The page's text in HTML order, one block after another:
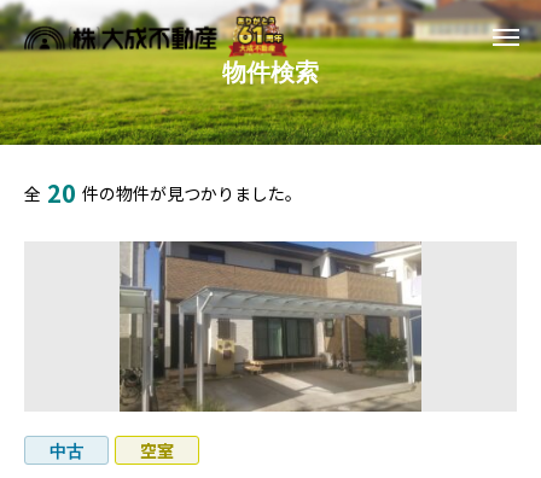
物件検索
全 20 件の物件が見つかりました。
中古 空室